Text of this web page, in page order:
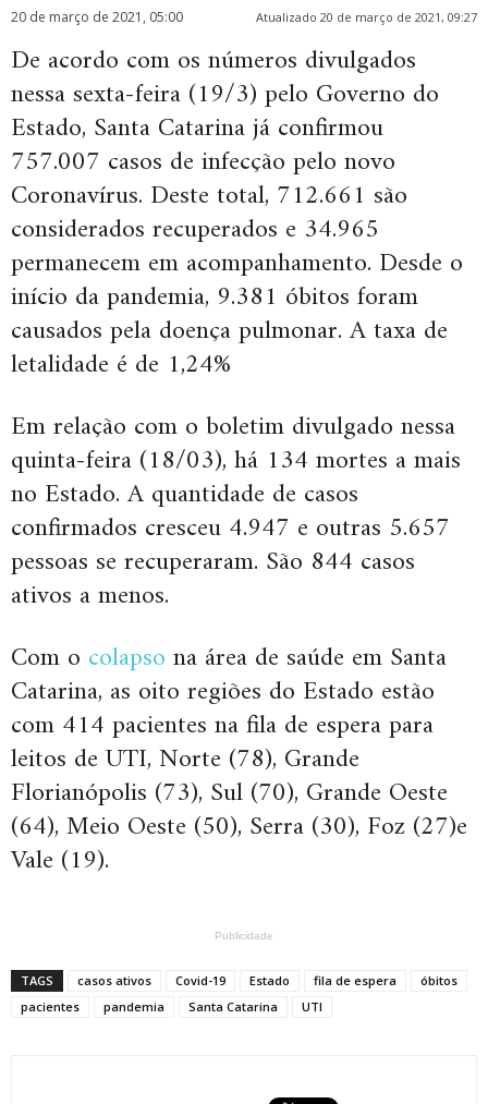
20 de março de 2021, 05:00 Atualizado 20 de março de 2021, 09:27
De acordo com os números divulgados
nessa sexta-feira (19/3) pelo Governo do
Estado, Santa Catarina já confirmou
757.007 casos de infecção pelo novo
Coronavírus. Deste total, 712.661 são
considerados recuperados e 34.965
permanecem em acompanhamento. Desde o
início da pandemia, 9.381 óbitos foram
causados pela doença pulmonar. A taxa de
letalidade é de 1,24%
Em relação com o boletim divulgado nessa
quinta-feira (18/03), há 134 mortes a mais
no Estado. A quantidade de casos
confirmados cresceu 4.947 e outras 5.657
pessoas se recuperaram. São 844 casos
ativos a menos.
Com o colapsona área de saúde em Santa
Catarina, as oito regiões do Estado estão
com 414 pacientes na fila de espera para
leitos de UTI, Norte (78), Grande
Florianópolis (73), Sul (70), Grande Oeste
(64), Meio Oeste (50), Serra (30), Foz (27)e
Vale (19).
Publicidade
TAGS casos ativos Covid-19 Estado fila de espera
óbitos
pacientes
pandemia Santa Catarina UTI